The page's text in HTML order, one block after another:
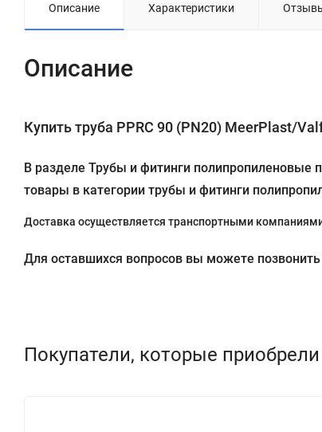
Описание Характеристики
Описание
Купить труба PPRC 90 (PN20) MeerPlast/
В разделе Трубы и фитинги полипропиленовые
товары в категории трубы и фитинги
Доставка осуществляется транспортными
Для оставшихся вопросов вы можете
Покупатели, которые